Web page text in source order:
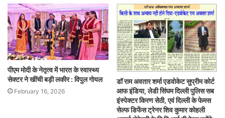
पीएम मोदी के नेतृत्व में भारत के स्वास्थ्य
सेक्टर ने खींची बड़ी लकीर : विपुल गोयल
February 16, 2026
डॉ राम अवतार शर्मा एडवोकेट सुप्रीम कोर्ट
आफ इंडिया, लेडी सिंघम दिल्ली पुलिस सब
इंस्पेक्टर किरण सेठी, एवं दिल्ली के फेमस
सेल्फ डिफेंस ट्रेनर शिव कुमार कोहली